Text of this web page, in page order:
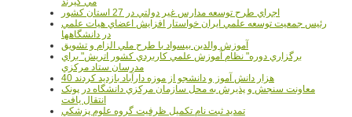
اجراي طرح توسعه مدارس غير دولتي در 27 استان کشور
رئيس جمعيت توسعه علمي ايران خواستار افزايش اعضاي هيات علمي
در دانشگاهها
آموزش والدين بيسواد با طرح ملي الزام و تشويق
برگزاري دوره" نظام آموزش علمي كاربردي كشور اتريش" براي
مدرسان ستاد مرکزي
40 هزار دانش آموز و دانشجو از موزه دارآباد بازديد کردند
معاونت سنجش و پذيرش به محل سازمان مرکزي دانشگاه در پونک
انتقال يافت
تمديد ثبت نام تکميل ظرفيت گروه علوم پزشکي